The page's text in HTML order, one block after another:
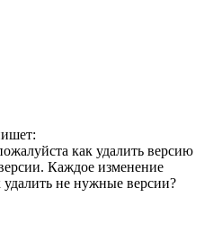
как удалить версию
Каждое изменение
удалить не нужные версии?